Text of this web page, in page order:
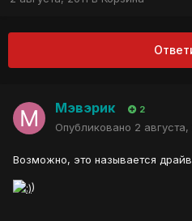
Мэвэрик 2
Опубликовано 2 августа,
Возможно, это называется
)